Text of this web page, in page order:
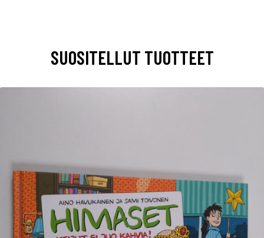
SUOSITELLUT TUOTTEET